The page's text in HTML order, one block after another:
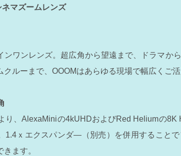
マズームレンズ
ンワンレンズ。超広角から望遠まで、ドラマか
ルーまで、OOOMはあらゆる現場で幅広くご活
り、AlexaMiniの4kUHDおよびRed Heliumの8K
1.4ｘエクスパンダ―（別売）を併用すること
ます。